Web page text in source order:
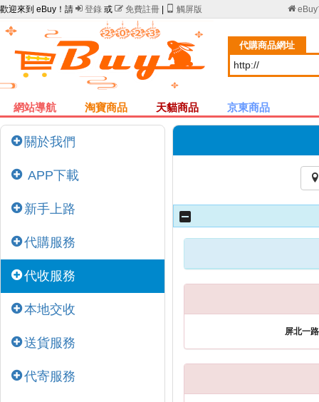
歡迎來到 eBuy！請  登錄 或  免費註冊 觸屏版 eBuy
代購商品網址
網站導航 淘寶商品 天貓商品 京東商品
關於我們
APP下載
新手上路
代購服務
代收服務
本地交收
送貨服務
代寄服務
